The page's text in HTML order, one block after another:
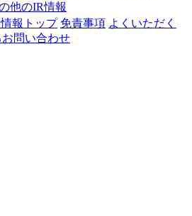
他のIR情報
報トップ 免責事項 よくいただく
問い合わせ